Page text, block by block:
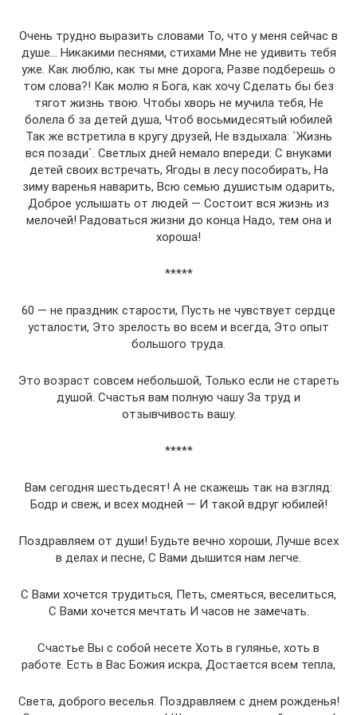
Очень трудно выразить словами То, что у меня сейчас в
душе… Никакими песнями, стихами Мне не удивить тебя
уже. Как люблю, как ты мне дорога, Разве подберешь о
том слова?! Как молю я Бога, как хочу Сделать бы без
тягот жизнь твою. Чтобы хворь не мучила тебя, Не
болела б за детей душа, Чтоб восьмидесятый юбилей
Так же встретила в кругу друзей, Не вздыхала: `Жизнь
вся позади`. Светлых дней немало впереди: С внуками
детей своих встречать, Ягоды в лесу пособирать, На
зиму варенья наварить, Всю семью душистым одарить,
Доброе услышать от людей — Состоит вся жизнь из
мелочей! Радоваться жизни до конца Надо, тем она и
хороша!
*****
60 — не праздник старости, Пусть не чувствует сердце
усталости, Это зрелость во всем и всегда, Это опыт
большого труда.
Это возраст совсем небольшой, Только если не стареть
душой. Счастья вам полную чашу За труд и
отзывчивость вашу.
*****
Вам сегодня шестьдесят! А не скажешь так на взгляд:
Бодр и свеж, и всех модней — И такой вдруг юбилей!
Поздравляем от души! Будьте вечно хороши, Лучше всех
в делах и песне, С Вами дышится нам легче.
С Вами хочется трудиться, Петь, смеяться, веселиться,
С Вами хочется мечтать И часов не замечать.
Счастье Вы с собой несете Хоть в гулянье, хоть в
работе. Есть в Вас Божия искра, Достается всем тепла,
Света, доброго веселья. Поздравляем с днем рожденья!